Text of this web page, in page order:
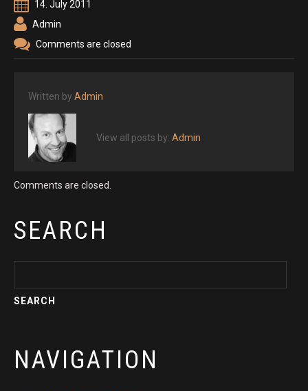
14. July 2011
Admin
Comments are closed
Written by Admin
View all posts by: Admin
Comments are closed.
SEARCH
NAVIGATION